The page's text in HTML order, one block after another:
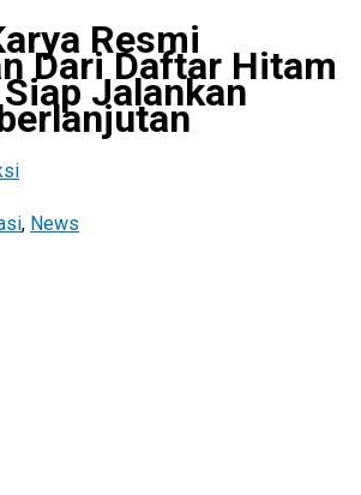
Resmi
Dari Daftar Hitam
Jalankan
, News